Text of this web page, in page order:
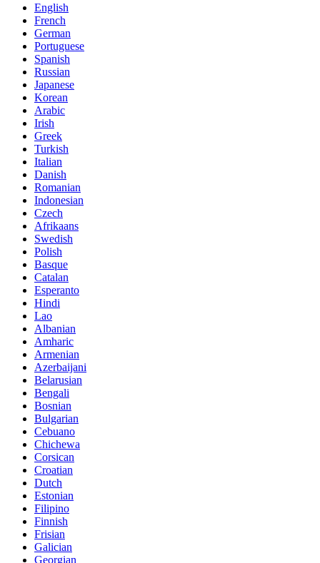
English
French
German
Portuguese
Spanish
Russian
Japanese
Korean
Arabic
Irish
Greek
Turkish
Italian
Danish
Romanian
Indonesian
Czech
Afrikaans
Swedish
Polish
Basque
Catalan
Esperanto
Hindi
Lao
Albanian
Amharic
Armenian
Azerbaijani
Belarusian
Bengali
Bosnian
Bulgarian
Cebuano
Chichewa
Corsican
Croatian
Dutch
Estonian
Filipino
Finnish
Frisian
Galician
Georgian